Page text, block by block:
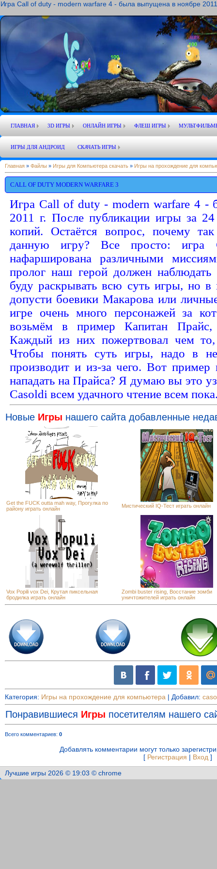
Игра Call of duty - modern warfare 4 - была выпущена в ноябре
ГЛАВНАЯ 3D ИГРЫ ОНЛАЙН ИГРЫ ФЛЕШ ИГРЫ
ИГРЫ ДЛЯ АНДРОИД СКАЧАТЬ ИГРЫ
Главная » Файлы » Игры для Компьютера скачать » Игры на прохождение для
CALL OF DUTY MODERN WARFARE 3
Игра Call of duty - modern warfare 4 -
2011 г. После публикации игры за
копий. Остаётся вопрос, почему
данную игру? Все просто:
нафарширована различными
пролог наш герой должен
буду раскрывать всю суть игры, но
допусти боевики Макарова или
игре очень много персонажей за
возьмём в пример Капитан
Каждый из них пожертвовал чем
Чтобы понять суть игры, надо в
производит и из-за чего. Вот пример
нападать на Прайса? Я думаю вы это
Casoldi всем удачного чтение всем
Новые Игры нашего сайта добавленные
Get the FUCK outta mah way, Прогулка по
району играть онлайн
Мистический IQ-Тест играть онлайн
Vox Popili vox Dei, Крутая пиксельная
бродилка играть онлайн
Zombi buster rising, Восстание зомби
уничтожителей играть онлайн
Категория: Игры на прохождение для компьютера | Добавил:
Понравившиеся Игры посетителям нашего
Всего комментариев: 0
Добавлять комментарии могут только
[ Регистрация | Вход ]
Лучшие игры 2026 © 19:03 © chrome